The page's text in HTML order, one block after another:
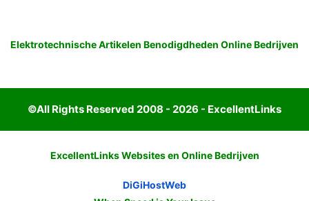
Elektrotechnische Artikelen Benodigdheden Online Bedrijven
©All Rights Reserved 2008 - 2026 - ExcellentLinks
ExcellentLinks Websites en Online Bedrijven
DiGiHostWeb